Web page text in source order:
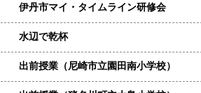
伊丹市マイ・タイムライン研修会
水辺で乾杯
出前授業（尼崎市立園田南小学校）